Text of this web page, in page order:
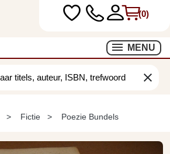
(0)
MENU
clear
Fictie Poezie Bundels